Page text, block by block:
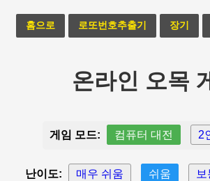
홈으로 로또번호추출기 장기
온라인 오목
게임 모드: 컴퓨터 대전 2
난이도: 매우 쉬움 쉬움 보